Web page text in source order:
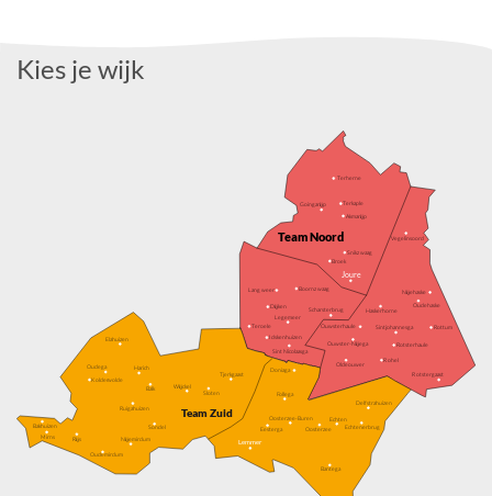
Kies je wijk
Team Noord
Teroele
Legemeer
Scharsterbrug
Dĳken
Lang weer Boornzwaag
Joure
Broek
Snikzwaag
Akmarĳp
Vegelinsoord
Goingarĳp Terkaple
Terherne
Idskenhuizen
Sint Nicolaasga
Oldeouwer
Rohel
Rottum
Oudehaske
Nĳehaske
Haskerhorne
Ouwsterhaule
Rotstergaast
Rotsterhaule
Ouwster-Nĳega
Sintjohannesga
Team Zuid
Tjerkgaast
Sloten
Ruigahuizen
Nĳemirdum
Oudemirdum
Mirns
Bakhuizen
Kolderwolde
Oudega Harich
Elahuizen
Rĳs
Wĳckel
Balk
Sondel
Doniaga
Follega
Oosterzee
Oosterzee-Buren
Bantega
Echtenerbrug
Echten
Delfstrahuizen
Eesterga
Lemmer